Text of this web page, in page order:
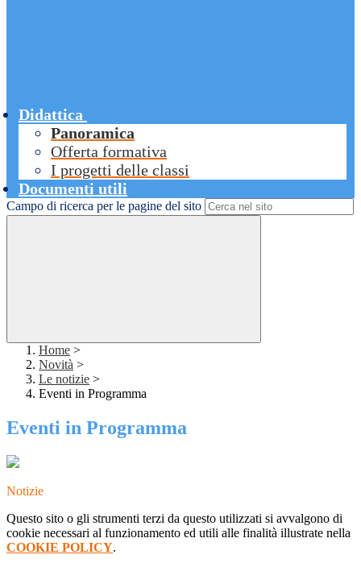
Didattica
Panoramica
Offerta formativa
I progetti delle classi
Documenti utili
Campo di ricerca per le pagine del sito
Home >
Novità >
Le notizie >
Eventi in Programma
Eventi in Programma
Notizie
Questo sito o gli strumenti terzi da questo utilizzati si avvalgono di
cookie necessari al funzionamento ed utili alle finalità illustrate nella
COOKIE POLICY.